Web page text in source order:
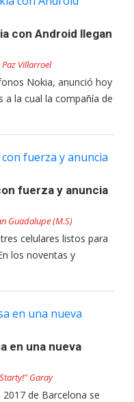
con Android llegan
Paz Villarroel
Nokia, anunció hoy
a la cual la compañía de
fuerza y anuncia
Guadalupe (M.S)
celulares listos para
los noventas y
en una nueva
Garay
de Barcelona se